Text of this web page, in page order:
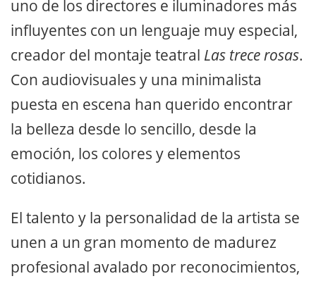
uno de los directores e iluminadores más
influyentes con un lenguaje muy especial,
creador del montaje teatral Las trece rosas.
Con audiovisuales y una minimalista
puesta en escena han querido encontrar
la belleza desde lo sencillo, desde la
emoción, los colores y elementos
cotidianos.
El talento y la personalidad de la artista se
unen a un gran momento de madurez
profesional avalado por reconocimientos,